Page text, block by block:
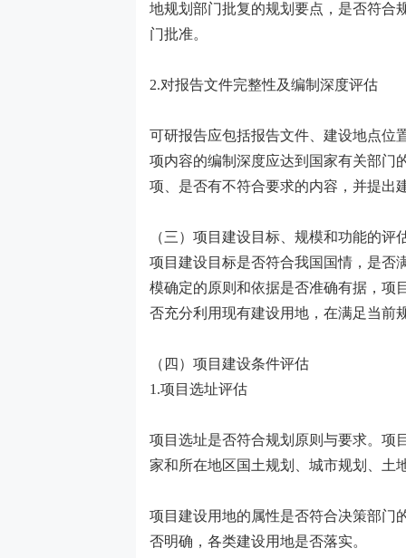
地规划部门批复的规划要点，是否符合
门批准。
2.对报告文件完整性及编制深度评估
可研报告应包括报告文件、建设地点位
项内容的编制深度应达到国家有关部门
项、是否有不符合要求的内容，并提出
（三）项目建设目标、规模和功能的评
项目建设目标是否符合我国国情，是否
模确定的原则和依据是否准确有据，项
否充分利用现有建设用地，在满足当前
（四）项目建设条件评估
1.项目选址评估
项目选址是否符合规划原则与要求。项
家和所在地区国土规划、城市规划、土
项目建设用地的属性是否符合决策部门
否明确，各类建设用地是否落实。